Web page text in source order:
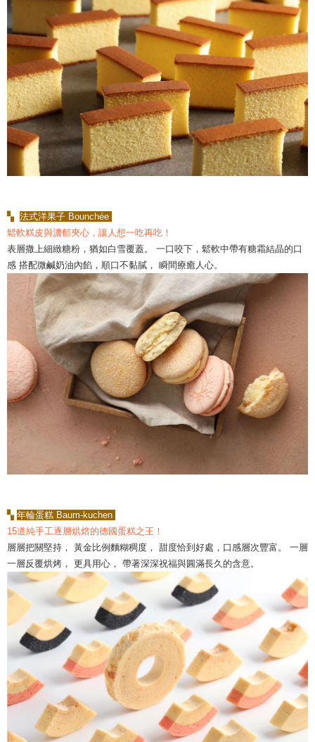
▚ 法式洋果子 Bounchée
鬆軟糕皮與濃郁夾心，讓人想一吃再吃！
表層撒上細緻糖粉，猶如白雪覆蓋。 一口咬下，鬆軟中帶有糖霜結晶的口
感 搭配微鹹奶油內餡，順口不黏膩， 瞬間療癒人心。
▚ 年輪蛋糕 Baum-kuchen
15道純手工逐層烘焙的德國蛋糕之王！
層層把關堅持， 黃金比例麵糊稠度， 甜度恰到好處，口感層次豐富。 一層
一層反覆烘烤， 更具用心， 帶著深深祝福與圓滿長久的含意。